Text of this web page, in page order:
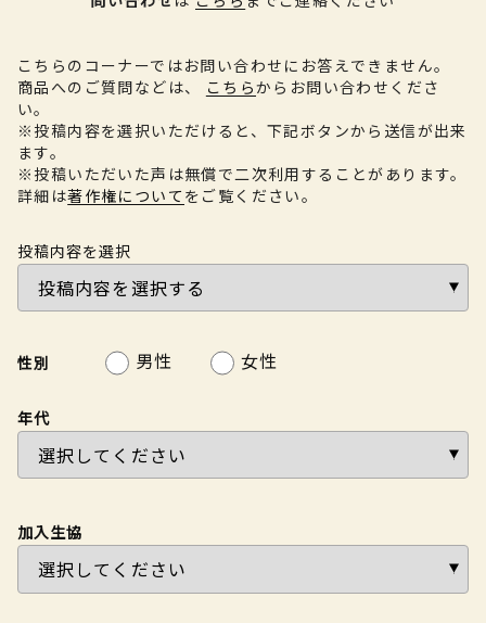
こちらのコーナーではお問い合わせにお答えできません。
商品へのご質問などは、
こちらからお問い合わせくださ
い。
※投稿内容を選択いただけると、下記ボタンから送信が出来
ます。
※投稿いただいた声は無償で二次利用することがあります。
詳細は著作権について をご覧ください。
投稿内容を選択
性別 男性 女性
年代
加入生協